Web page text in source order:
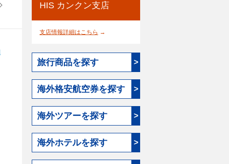
HIS カンクン支店
支店情報詳細はこちら →
旅行商品を探す >
海外格安航空券を探す >
海外ツアーを探す >
海外ホテルを探す >